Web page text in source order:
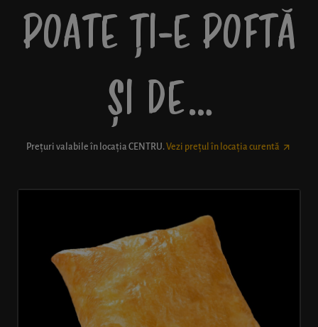
POATE ȚI-E POFTĂ
ȘI DE…
Prețuri valabile în locația CENTRU. Vezi prețul în locația curentă